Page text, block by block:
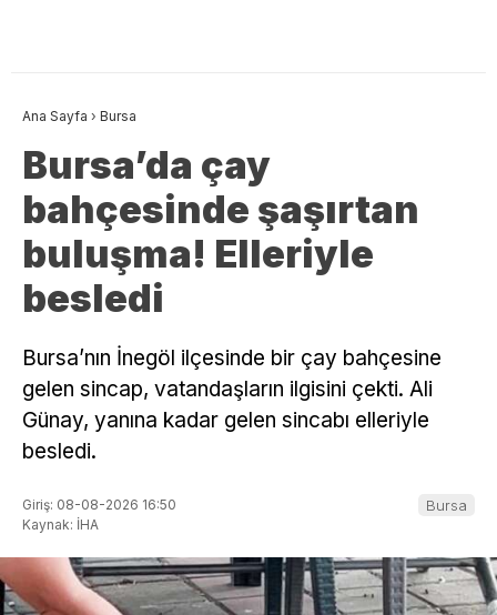
Ana Sayfa › Bursa
Bursa’da çay
bahçesinde şaşırtan
buluşma! Elleriyle
besledi
Bursa’nın İnegöl ilçesinde bir çay bahçesine
gelen sincap, vatandaşların ilgisini çekti. Ali
Günay, yanına kadar gelen sincabı elleriyle
besledi.
Giriş: 08-08-2026 16:50
Kaynak: İHA
Bursa